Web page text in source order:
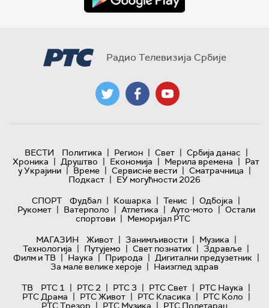
Радио Телевизија Србије
ВЕСТИ Политика | Регион | Свет | Србија данас |
Хроника | Друштво | Економија | Мерила времена | Рат
у Украјини | Време | Сервисне вести | Сматрачница |
Подкаст | ЕУ могућности 2026
СПОРТ
Фудбал | Кошарка | Тенис | Одбојка |
Рукомет | Ватерполо | Атлетика | Ауто-мото | Остали
спортови | Меморијал РТС
МАГАЗИН
Живот | Занимљивости | Музика |
Технологијa | Путујемо | Свет познатих | Здравље |
Филм и ТВ | Наука | Природа | Дигитални предузетник |
За мале велике хероје | Наизглед здрав
ТВ
РТС 1 | РТС 2 | РТС 3 | РТС Свет | РТС Наука |
РТС Драма | РТС Живот | РТС Класика | РТС Коло |
РТС Трезор | РТС Музика | РТС Полетарац